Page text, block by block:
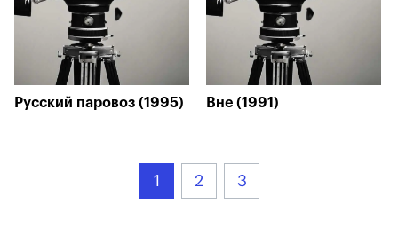
Русский паровоз (1995) Вне (1991)
1 2 3